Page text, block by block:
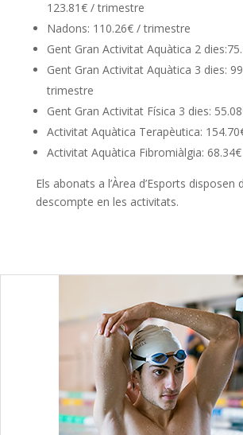
123.81€ / trimestre
Nadons: 110.26€ / trimestre
Gent Gran Activitat Aquàtica 2
Gent Gran Activitat Aquàtica 3 dies:
trimestre
Gent Gran Activitat Física 3 dies:
Activitat Aquàtica Terapèutica:
Activitat Aquàtica Fibromiàlgia:
Els abonats a l’Àrea d’Esports disposen
descompte en les activitats.